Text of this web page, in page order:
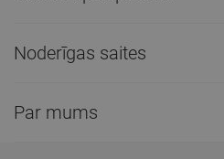
Noderīgas saites
Par mums